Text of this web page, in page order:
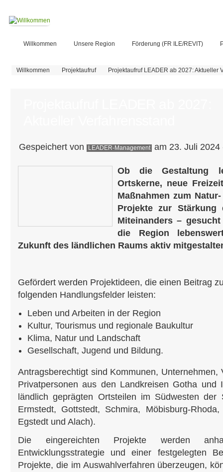
Willkommen Unsere Region Förderung (FR ILE/REVIT)
Sie sind hier
Willkommen Projektaufruf Projektaufruf LEADER ab 2027: Aktueller
Gespeichert von LEADER-Management am 23. Juli 2024
Ob die Gestaltung
Ortskerne, neue
Maßnahmen zum
Projekte zur Stärkung
Miteinanders –
die Region
Zukunft des ländlichen Raums aktiv
Gefördert werden Projektideen, die einen Beitrag
folgenden Handlungsfelder leisten:
Leben und Arbeiten in der Region
Kultur, Tourismus und regionale Baukultur
Klima, Natur und Landschaft
Gesellschaft, Jugend und Bildung.
Antragsberechtigt sind Kommunen, Unternehmen,
Privatpersonen aus den Landkreisen Gotha und
ländlich geprägten Ortsteilen im Südwesten der
Ermstedt, Gottstedt, Schmira, Möbisburg-
Egstedt und Alach).
Die eingereichten Projekte werden
Entwicklungsstrategie und einer festgelegten
Projekte, die im Auswahlverfahren überzeugen,